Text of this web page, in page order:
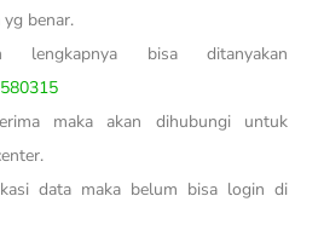
benar.
bisa ditanyakan
maka akan dihubungi untuk
data maka belum bisa login di